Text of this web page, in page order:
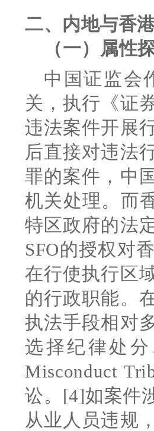
二、内地与香
（一）属性
中国证监会
关，执行《证
违法案件开展
后直接对违法
罪的案件，中
机关处理。而
特区政府的法
SFO的授权对
在行使执行区
的行政职能。
执法手段相对
选择纪律处
Misconduct
讼。
[4]如案件
从业人员违规